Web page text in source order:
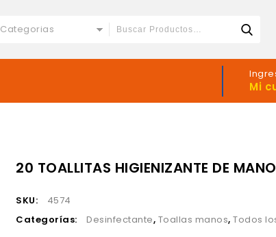
Categorias
Mi
20 TOALLITAS HIGIENIZANTE DE
SKU:
4574
Categorías:
Desinfectante, Toallas manos,Todos